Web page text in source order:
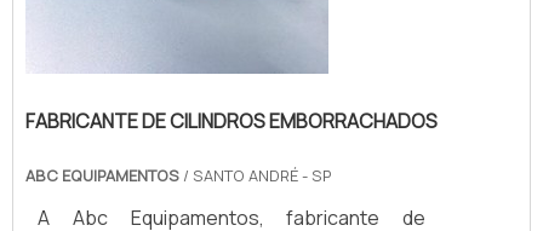
FABRICANTE DE CILINDROS EMBORRACHADOS
ABC EQUIPAMENTOS / SANTO ANDRÉ - SP
A Abc Equipamentos, fabricante de